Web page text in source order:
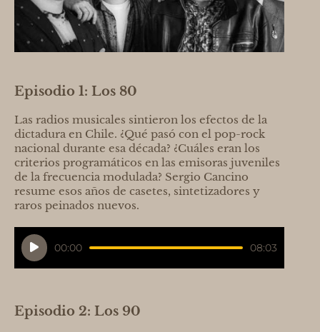
Episodio 1: Los 80
Las radios musicales sintieron los efectos de la
dictadura en Chile. ¿Qué pasó con el pop-rock
nacional durante esa década? ¿Cuáles eran los
criterios programáticos en las emisoras juveniles
de la frecuencia modulada? Sergio Cancino
resume esos años de casetes, sintetizadores y
raros peinados nuevos.
Reproductor
de
00:00 08:03
Episodio 2: Los 90